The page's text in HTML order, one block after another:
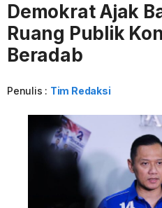
Demokrat Ajak
Ruang Publik
Beradab
Penulis : Tim Redaksi